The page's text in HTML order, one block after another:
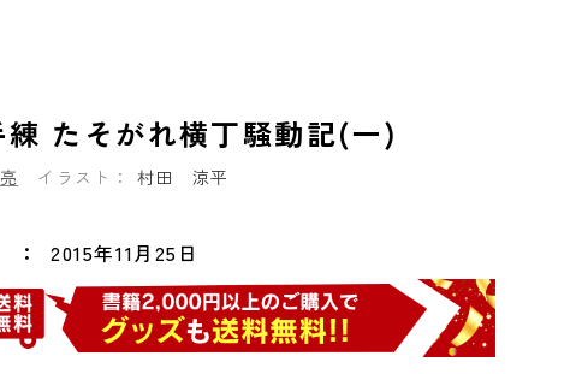
練 たそがれ横丁騒動記(一)
イラスト： 村田 涼平
2015年11月25日